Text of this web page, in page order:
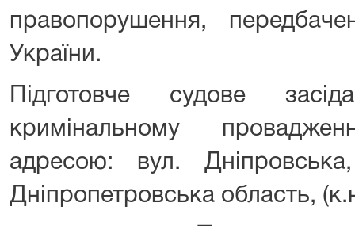
правопорушення,
України.
Підготовче судове
кримінальному
адресою: вул.
Дніпропетровська область,